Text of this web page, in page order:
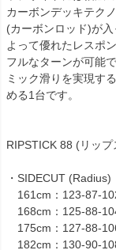
カーボンデッキテク
(カーボンロッド)が
よって優れたレスポ
フルなターンが可能
ミック滑りを実現す
める1台です。
RIPSTICK 88 (リッ
・SIDECUT (Radius)
161cm：123-87-
168cm：125-88-
175cm：127-88-
182cm：130-90-